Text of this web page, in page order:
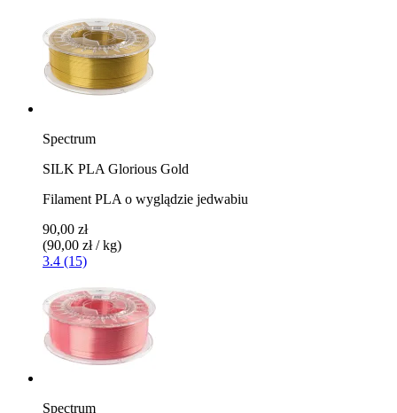
Spectrum
SILK PLA Glorious Gold
Filament PLA o wyglądzie jedwabiu
90,00 zł
(90,00 zł / kg)
3.4 (15)
Spectrum